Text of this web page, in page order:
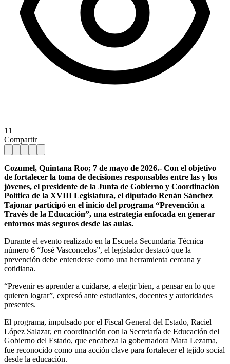
11
Compartir
Cozumel, Quintana Roo; 7 de mayo de 2026.- Con el objetivo
de fortalecer la toma de decisiones responsables entre las y los
jóvenes, el presidente de la Junta de Gobierno y Coordinación
Política de la XVIII Legislatura, el diputado Renán Sánchez
Tajonar participó en el inicio del programa “Prevención a
Través de la Educación”, una estrategia enfocada en generar
entornos más seguros desde las aulas.
Durante el evento realizado en la Escuela Secundaria Técnica
número 6 “José Vasconcelos”, el legislador destacó que la
prevención debe entenderse como una herramienta cercana y
cotidiana.
“Prevenir es aprender a cuidarse, a elegir bien, a pensar en lo que
quieren lograr”, expresó ante estudiantes, docentes y autoridades
presentes.
El programa, impulsado por el Fiscal General del Estado, Raciel
López Salazar, en coordinación con la Secretaría de Educación del
Gobierno del Estado, que encabeza la gobernadora Mara Lezama,
fue reconocido como una acción clave para fortalecer el tejido social
desde la educación.